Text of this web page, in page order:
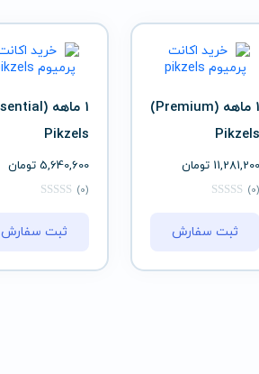
1 ماهه (Premium)
Pikzels
11,281,200 تومان
(0)
ثبت سفارش
Pikzels
5,640,600 تومان
(0)
ثبت سفارش